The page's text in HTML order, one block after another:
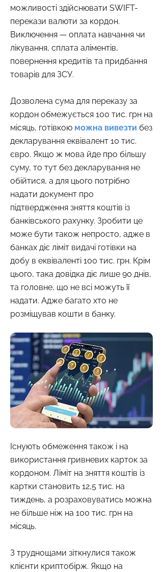
можливості здійснювати SWIFT-
перекази валюти за кордон.
Виключення — оплата навчання чи
лікування, сплата аліментів,
повернення кредитів та придбання
товарів для ЗСУ.
Дозволена сума для переказу за
кордон обмежується 100 тис. грн на
місяць, готівкою можна вивезти без
декларування еквівалент 10 тис.
євро. Якщо ж мова йде про більшу
суму, то тут без декларування не
обійтися, а для цього потрібно
надати документ про
підтвердження зняття коштів із
банківського рахунку. Зробити це
може бути також непросто, адже в
банках діє ліміт видачі готівки на
добу в еквіваленті 100 тис. грн. Крім
цього, така довідка діє лише 90 днів,
та головне, що не всі можуть її
надати. Адже багато хто не
розміщував кошти в банку.
Існують обмеження також і на
використання гривневих карток за
кордоном. Ліміт на зняття коштів із
картки становить 12,5 тис. на
тиждень, а розраховуватись можна
не більше ніж на 100 тис. грн на
місяць.
З труднощами зіткнулися також
клієнти криптобірж. Якщо на